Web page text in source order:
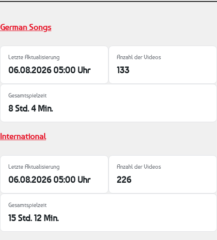
German Songs
Letzte Aktualisierung
06.08.2026 05:00 Uhr
Anzahl der Videos
133
Gesamtspielzeit
8 Std. 4 Min.
International
Letzte Aktualisierung
06.08.2026 05:00 Uhr
Anzahl der Videos
226
Gesamtspielzeit
15 Std. 12 Min.